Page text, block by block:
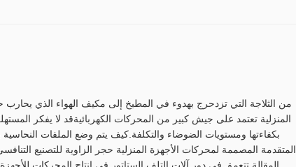
من الثلاجة التي تزدحرج بهدوء في المطبخ إلى مكيف الهواء الذي يحارب
المنزلية تعتمد على جيش كبير من المحركات الكهربائيةقد لا يفكر
بكفاءتها ومستويات الضوضاء والتكلفة.كيف يتم وضع الملفات
المتقدمة المصممة لمحركات الأجهزة المنزلية حجر الزاوية للتصنيع